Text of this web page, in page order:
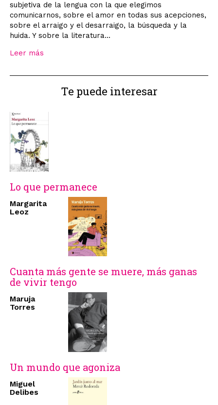
subjetiva de la lengua con la que elegimos
comunicarnos, sobre el amor en todas sus acepciones,
sobre el arraigo y el desarraigo, la búsqueda y la
huida. Y sobre la literatura...
Leer más
Te puede interesar
Lo que permanece
Margarita
Leoz
Cuanta más gente se muere, más ganas
de vivir tengo
Maruja
Torres
Un mundo que agoniza
Miguel
Delibes